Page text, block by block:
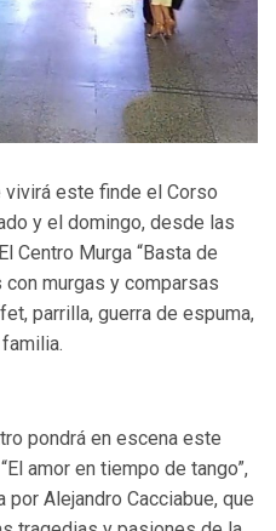
vivirá este finde el Corso
y el domingo, desde las
Centro Murga “Basta de
con murgas y comparsas
parrilla, guerra de espuma,
pondrá en escena este
amor en tiempo de tango”,
Alejandro Cacciabue, que